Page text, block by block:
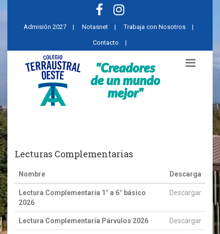
Admisión 2027 | Notasnet | Trabaja con Nosotros |
Contacto |
Lecturas Complementarias
Nombre Descarga
Lectura Complementaria 1° a 6° básico
2026
Descargar
Lectura Complementaria Párvulos 2026 Descargar